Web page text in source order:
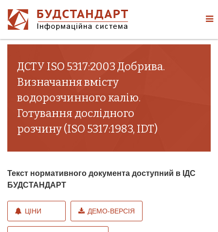
ДСТУ ISO 5317:2003 Добрива.
Визначання вмісту
водорозчинного калію.
Готування дослідного
розчину (ISO 5317:1983, IDT)
Текст нормативного документа доступний в ІДС
БУДСТАНДАРТ
ЦІНИ ДЕМО-ВЕРСІЯ